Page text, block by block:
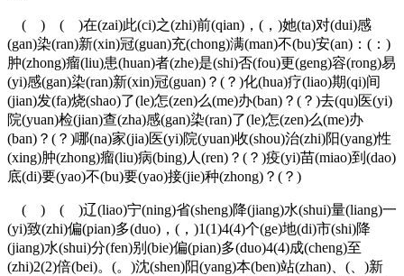
( ) ( )在(zai)此(ci)之(zhi)前(qian)，(，)她(ta)对(dui)感
(gan)染(ran)新(xin)冠(guan)充(chong)满(man)不(bu)安(an)：(：)
肿(zhong)瘤(liu)患(huan)者(zhe)是(shi)否(fou)更(geng)容(rong)易
(yi)感(gan)染(ran)新(xin)冠(guan)？(？)化(hua)疗(liao)期(qi)间
(jian)发(fa)烧(shao)了(le)怎(zen)么(me)办(ban)？(？)去(qu)医(yi)
院(yuan)检(jian)查(zha)感(gan)染(ran)了(le)怎(zen)么(me)办
(ban)？(？)哪(na)家(jia)医(yi)院(yuan)收(shou)治(zhi)阳(yang)性
(xing)肿(zhong)瘤(liu)病(bing)人(ren)？(？)疫(yi)苗(miao)到(dao)
底(di)要(yao)不(bu)要(yao)接(jie)种(zhong)？(？)
( ) ( )辽(liao)宁(ning)省(sheng)降(jiang)水(shui)量(liang)一
(yi)致(zhi)偏(pian)多(duo)，(，)1(1)4(4)个(ge)地(di)市(shi)降
(jiang)水(shui)分(fen)别(bie)偏(pian)多(duo)4(4)成(cheng)至
(zhi)2(2)倍(bei)。(。)沈(shen)阳(yang)本(ben)站(zhan)、(、)新